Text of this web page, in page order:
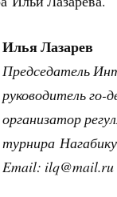
Илья Лазарев
Председатель
руководитель го-
организатор
турнира
Email: ilq@mail.ru